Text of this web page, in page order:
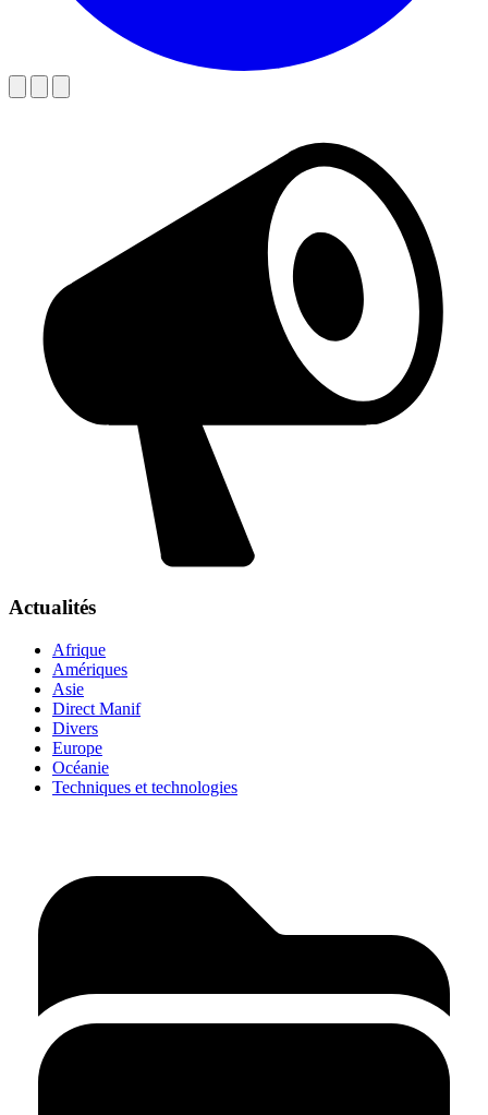
Actualités
Afrique
Amériques
Asie
Direct Manif
Divers
Europe
Océanie
Techniques et technologies